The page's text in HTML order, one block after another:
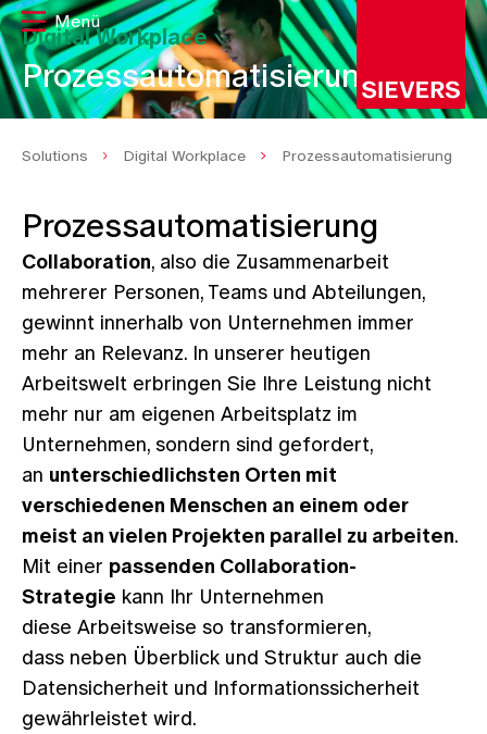
Digital Workplace
Prozessautomatisierung
Solutions Digital Workplace Prozessautomatisierung
Prozessautomatisierung
Collaboration, also die Zusammenarbeit
mehrerer Personen, Teams und Abteilungen,
gewinnt innerhalb von Unternehmen immer
mehr an Relevanz. In unserer heutigen
Arbeitswelt erbringen Sie Ihre Leistung nicht
mehr nur am eigenen Arbeitsplatz im
Unternehmen, sondern sind gefordert,
an unterschiedlichsten Orten mit
verschiedenen Menschen an einem oder
meist an vielen Projekten parallel zu arbeiten.
Mit einer passenden Collaboration-
Strategie kann Ihr Unternehmen
diese Arbeitsweise so transformieren,
dass neben Überblick und Struktur auch die
Datensicherheit und Informationssicherheit
gewährleistet wird.